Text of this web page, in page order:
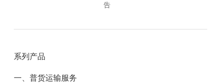
告
系列产品
一、普货运输服务